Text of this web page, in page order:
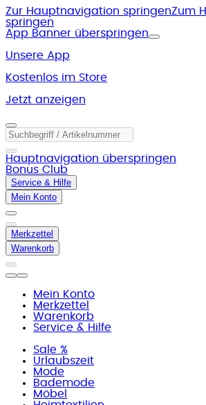
Zur Hauptnavigation springenZum
springen
App Banner überspringen
Unsere App
Kostenlos im Store
Jetzt anzeigen
Hauptnavigation überspringen
Bonus Club
Service & Hilfe
Mein Konto
Merkzettel
Warenkorb
Mein Konto
Merkzettel
Warenkorb
Service & Hilfe
Sale %
Urlaubszeit
Mode
Bademode
Möbel